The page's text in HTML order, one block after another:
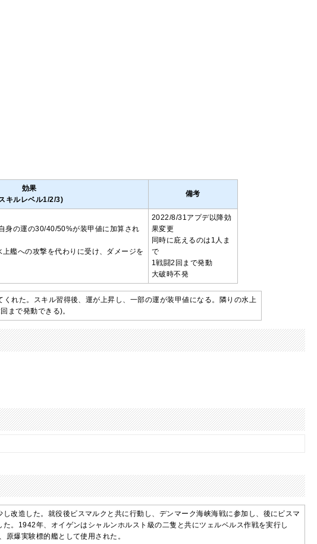
効果
キルレベル1/2/3)
備考
身の運の30/40/50%が装甲値に加算され
艦への攻撃を代わりに受け、ダメージを
2022/8/31アプデ以降効
果変更
同時に庇えるのは1人ま
で
1戦闘2回まで発動
大破時不発
れた。スキル習得後、運が上昇し、一部の運が装甲値になる。隣りの水上
まで発動できる)。
改造した。就役後ビスマルクと共に行動し、デンマーク海峡海戦に参加し、後にビスマ
。1942年、オイゲンはシャルンホルスト級の二隻と共にツェルベルス作戦を実行し
爆実験標的艦として使用された。